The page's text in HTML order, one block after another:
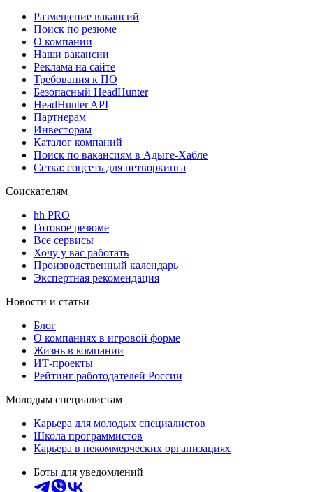
Размещение вакансий
Поиск по резюме
О компании
Наши вакансии
Реклама на сайте
Требования к ПО
Безопасный HeadHunter
HeadHunter API
Партнерам
Инвесторам
Каталог компаний
Поиск по вакансиям в Адыге-Хабле
Сетка: соцсеть для нетворкинга
Соискателям
hh PRO
Готовое резюме
Все сервисы
Хочу у вас работать
Производственный календарь
Экспертная рекомендация
Новости и статьи
Блог
О компаниях в игровой форме
Жизнь в компании
ИТ-проекты
Рейтинг работодателей России
Молодым специалистам
Карьера для молодых специалистов
Школа программистов
Карьера в некоммерческих организациях
Боты для уведомлений